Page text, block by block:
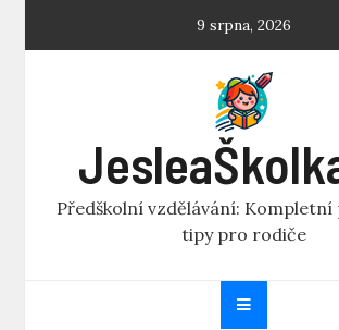
9 srpna, 2026
Předškolní vzdělávání: Kompletní
tipy pro rodiče